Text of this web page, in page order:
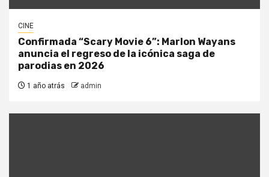
CINE
Confirmada “Scary Movie 6”: Marlon Wayans
anuncia el regreso de la icónica saga de
parodias en 2026
1 año atrás admin